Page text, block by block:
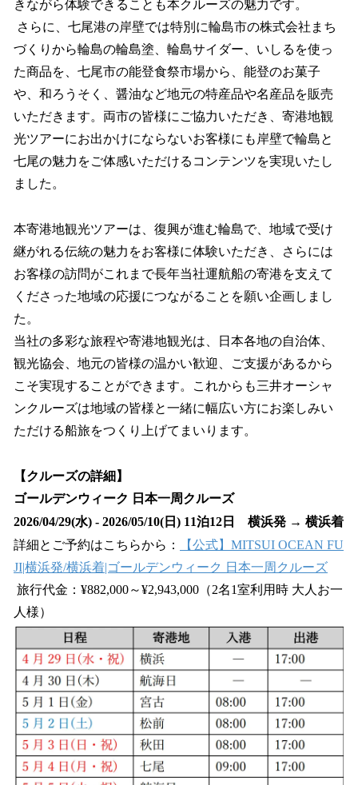
きながら体験できることも本クルーズの魅力です。
さらに、七尾港の岸壁では特別に輪島市の株式会社まち
づくりから輪島の輪島塗、輪島サイダー、いしるを使っ
た商品を、七尾市の能登食祭市場から、能登のお菓子
や、和ろうそく、醤油など地元の特産品や名産品を販売
いただきます。両市の皆様にご協力いただき、寄港地観
光ツアーにお出かけにならないお客様にも岸壁で輪島と
七尾の魅力をご体感いただけるコンテンツを実現いたし
ました。
本寄港地観光ツアーは、復興が進む輪島で、地域で受け
継がれる伝統の魅力をお客様に体験いただき、さらには
お客様の訪問がこれまで長年当社運航船の寄港を支えて
くださった地域の応援につながることを願い企画しまし
た。
当社の多彩な旅程や寄港地観光は、日本各地の自治体、
観光協会、地元の皆様の温かい歓迎、ご支援があるから
こそ実現することができます。これからも三井オーシャ
ンクルーズは地域の皆様と一緒に幅広い方にお楽しみい
ただける船旅をつくり上げてまいります。
【クルーズの詳細】
ゴールデンウィーク 日本一周クルーズ
2026/04/29(水) - 2026/05/10(日) 11泊12日 横浜発 → 横浜着
詳細とご予約はこちらから：
【公式】MITSUI OCEAN FU
JI|横浜発/横浜着|ゴールデンウィーク 日本一周クルーズ
旅行代金：¥882,000～¥2,943,000（2名1室利用時 大人お一
人様）